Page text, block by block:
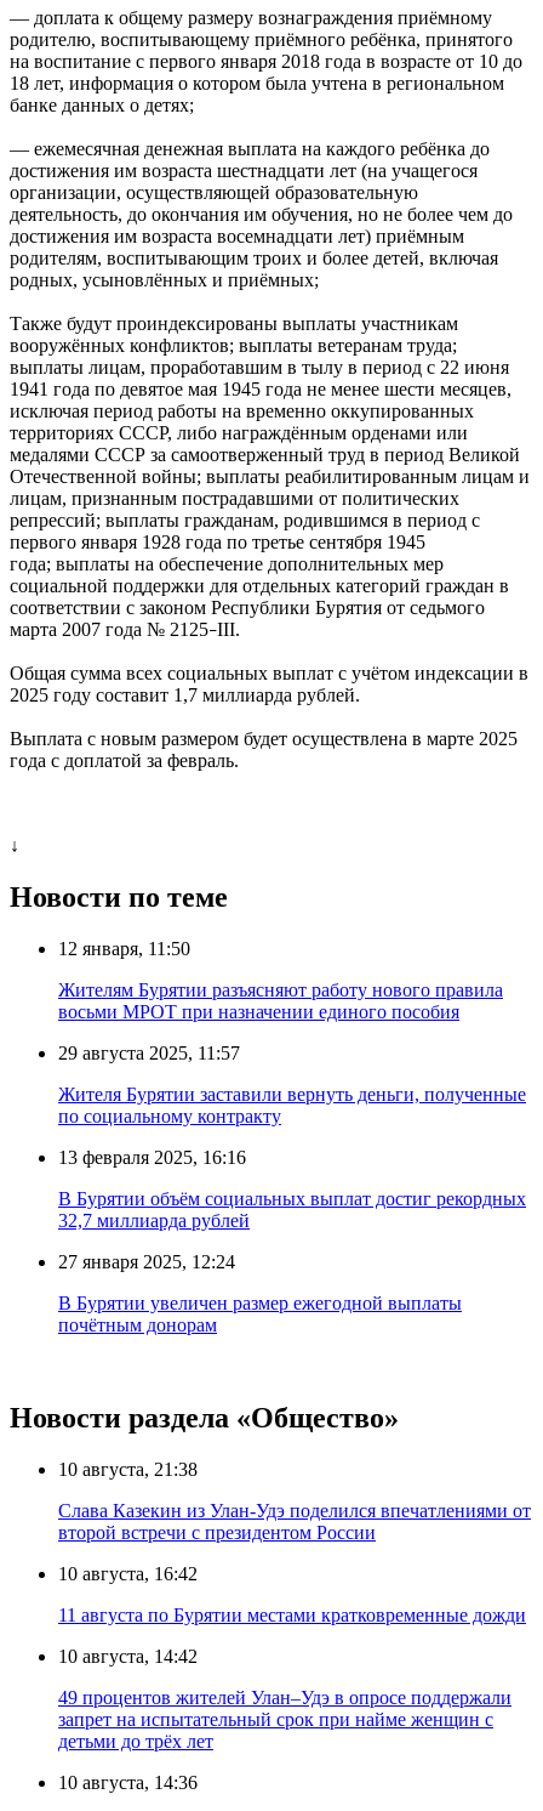
— доплата к общему размеру вознаграждения приёмному
родителю, воспитывающему приёмного ребёнка, принятого
на воспитание с первого января 2018 года в возрасте от 10 до
18 лет, информация о котором была учтена в региональном
банке данных о детях;
— ежемесячная денежная выплата на каждого ребёнка до
достижения им возраста шестнадцати лет (на учащегося
организации, осуществляющей образовательную
деятельность, до окончания им обучения, но не более чем до
достижения им возраста восемнадцати лет) приёмным
родителям, воспитывающим троих и более детей, включая
родных, усыновлённых и приёмных;
Также будут проиндексированы выплаты участникам
вооружённых конфликтов; выплаты ветеранам труда;
выплаты лицам, проработавшим в тылу в период с 22 июня
1941 года по девятое мая 1945 года не менее шести месяцев,
исключая период работы на временно оккупированных
территориях СССР, либо награждённым орденами или
медалями СССР за самоотверженный труд в период Великой
Отечественной войны; выплаты реабилитированным лицам и
лицам, признанным пострадавшими от политических
репрессий; выплаты гражданам, родившимся в период с
первого января 1928 года по третье сентября 1945
года; выплаты на обеспечение дополнительных мер
социальной поддержки для отдельных категорий граждан в
соответствии с законом Республики Бурятия от седьмого
марта 2007 года № 2125–III.
Общая сумма всех социальных выплат с учётом индексации в
2025 году составит 1,7 миллиарда рублей.
Выплата с новым размером будет осуществлена в марте 2025
года с доплатой за февраль.
↓
Новости по теме
12 января, 11:50
Жителям Бурятии разъясняют работу нового правила
восьми МРОТ при назначении единого пособия
29 августа 2025, 11:57
Жителя Бурятии заставили вернуть деньги, полученные
по социальному контракту
13 февраля 2025, 16:16
В Бурятии объём социальных выплат достиг рекордных
32,7 миллиарда рублей
27 января 2025, 12:24
В Бурятии увеличен размер ежегодной выплаты
почётным донорам
Новости раздела «Общество»
10 августа, 21:38
Слава Казекин из Улан-Удэ поделился впечатлениями от
второй встречи с президентом России
10 августа, 16:42
11 августа по Бурятии местами кратковременные дожди
10 августа, 14:42
49 процентов жителей Улан–Удэ в опросе поддержали
запрет на испытательный срок при найме женщин с
детьми до трёх лет
10 августа, 14:36